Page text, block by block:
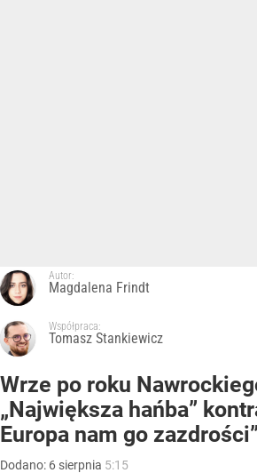
Autor:
Magdalena Frindt
Współpraca:
Tomasz Stankiewicz
Wrze po roku
„Największa hańba”
Europa nam go zazdrości”
Dodano: 6 sierpnia 5:15